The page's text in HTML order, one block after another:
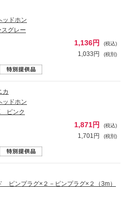
ッドホン
グレー
1,136円 (税込)
1,033円 (税別)
カ
ッドホン
ピンク
1,871円 (税込)
1,701円 (税別)
ピンプラグ×２－ピンプラグ×２（3m）